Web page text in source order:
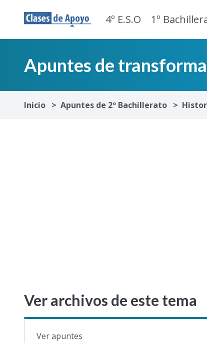
4º E.S.O 1º
Apuntes de
Inicio Apuntes de 2º Bachillerato
Ver archivos de este tema
Ver apuntes